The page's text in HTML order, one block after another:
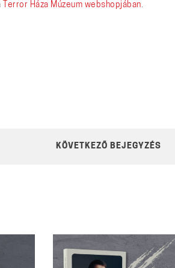
Terror Háza Múzeum webshopjában.
KÖVETKEZŐ BEJEGYZÉS